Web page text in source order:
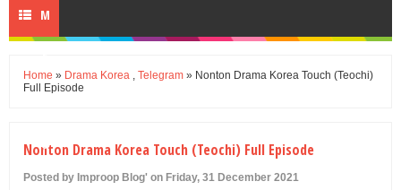
M
U
Home » Drama Korea , Telegram » Nonton Drama Korea Touch (Teochi)
Full Episode
Nonton Drama Korea Touch (Teochi) Full Episode
Posted by Improop Blog' on Friday, 31 December 2021